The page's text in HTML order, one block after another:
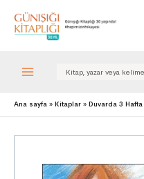
Search
Ana sayfa Kitaplar Duvarda 3 Hafta